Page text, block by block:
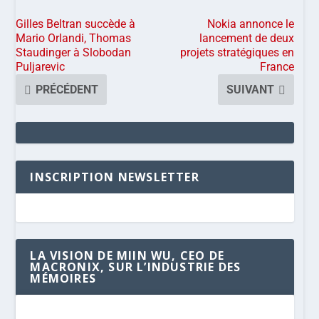
Gilles Beltran succède à
Mario Orlandi, Thomas
Staudinger à Slobodan
Puljarevic
PRÉCÉDENT
Nokia annonce le
lancement de deux
projets stratégiques en
France
SUIVANT
INSCRIPTION NEWSLETTER
LA VISION DE MIIN WU, CEO DE
MACRONIX, SUR L’INDUSTRIE DES
MÉMOIRES